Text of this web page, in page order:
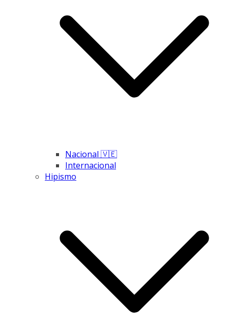
Nacional 🇻🇪
Internacional
Hipismo